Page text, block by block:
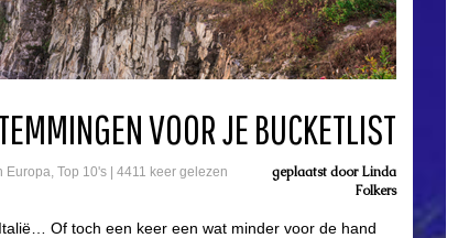
VOOR JE BUCKETLIST
Europa, Top 10's 4411 keer gelezen geplaatst doorLinda
Folkers
Of toch een keer een wat minder voor de hand